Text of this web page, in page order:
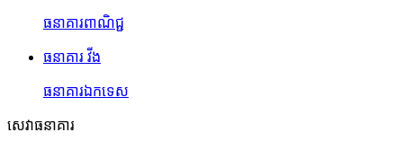
ធនាគារពាណិជ្ជ
ធនាគារ វីង
ធនាគារឯកទេស
សេវាធនាគារ